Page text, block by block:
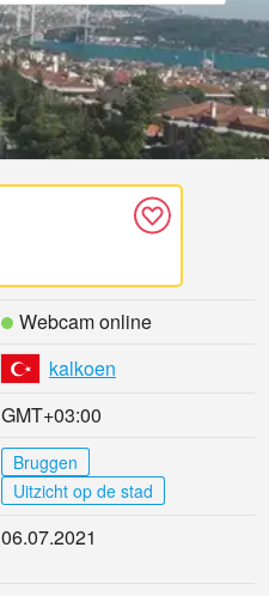
Webcam online
kalkoen
GMT+03:00
Bruggen
Uitzicht op de stad
06.07.2021